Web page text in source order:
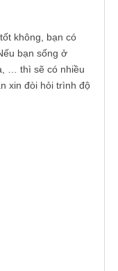
không, bạn có
bạn sống ở
… thì sẽ có nhiều
xin đòi hỏi trình độ